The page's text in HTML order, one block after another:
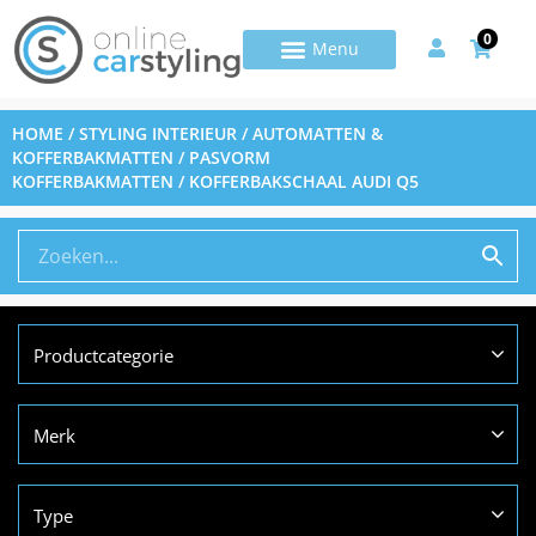
0
HOME /STYLING INTERIEUR /AUTOMATTEN &
KOFFERBAKMATTEN / PASVORM
KOFFERBAKMATTEN / KOFFERBAKSCHAAL AUDI Q5
Productcategorie
Merk
Type